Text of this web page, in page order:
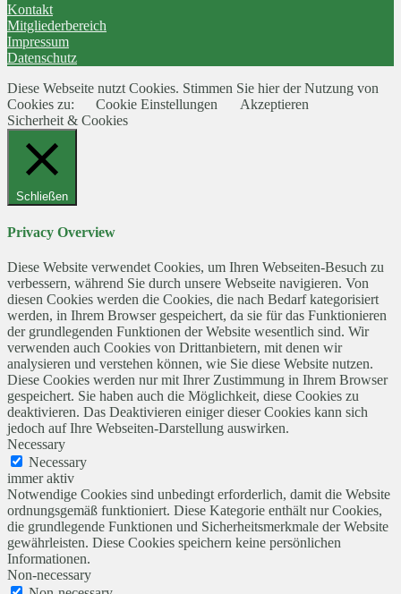
Kontakt
Mitgliederbereich
Impressum
Datenschutz
Diese Webseite nutzt Cookies. Stimmen Sie hier der Nutzung von
Cookies zu:
Cookie Einstellungen
Akzeptieren
Sicherheit & Cookies
Schließen
Privacy Overview
Diese Website verwendet Cookies, um Ihren Webseiten-Besuch zu
verbessern, während Sie durch unsere Webseite navigieren. Von
diesen Cookies werden die Cookies, die nach Bedarf kategorisiert
werden, in Ihrem Browser gespeichert, da sie für das Funktionieren
der grundlegenden Funktionen der Website wesentlich sind. Wir
verwenden auch Cookies von Drittanbietern, mit denen wir
analysieren und verstehen können, wie Sie diese Website nutzen.
Diese Cookies werden nur mit Ihrer Zustimmung in Ihrem Browser
gespeichert. Sie haben auch die Möglichkeit, diese Cookies zu
deaktivieren. Das Deaktivieren einiger dieser Cookies kann sich
jedoch auf Ihre Webseiten-Darstellung auswirken.
Necessary
Necessary
immer aktiv
Notwendige Cookies sind unbedingt erforderlich, damit die Website
ordnungsgemäß funktioniert. Diese Kategorie enthält nur Cookies,
die grundlegende Funktionen und Sicherheitsmerkmale der Website
gewährleisten. Diese Cookies speichern keine persönlichen
Informationen.
Non-necessary